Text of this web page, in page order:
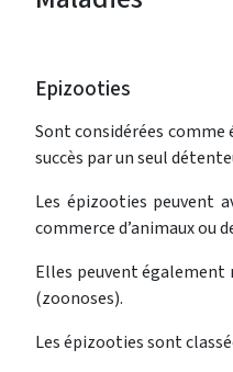
Epizooties
Sont considérées comme
succès par un seul
Les épizooties peuvent
commerce d’animaux ou
Elles peuvent également
(zoonoses).
Les épizooties sont